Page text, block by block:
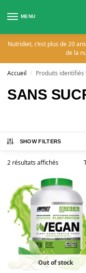
MENU
Nutridiet, c’est plus de 20
de la
Accueil / Produits identifiés
SANS
SHOW FILTERS
2 résultats affichés
Out of stock